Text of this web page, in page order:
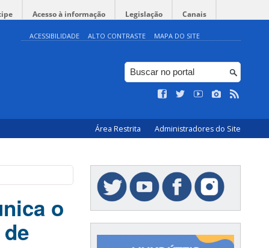
Acesso à informação Legislação Canais
ACESSIBILIDADE ALTO CONTRASTE MAPA DO SITE
Área Restrita Administradores do Site
o